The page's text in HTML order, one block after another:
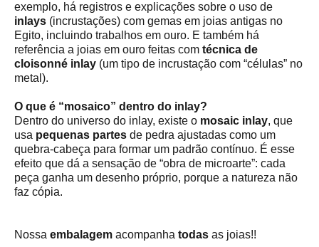
exemplo, há registros e explicações sobre o uso de
inlays (incrustações) com gemas em joias antigas no
Egito, incluindo trabalhos em ouro. E também há
referência a joias em ouro feitas com técnica de
cloisonné inlay (um tipo de incrustação com “células” no
metal).
O que é “mosaico” dentro do inlay?
Dentro do universo do inlay, existe o mosaic inlay, que
usa pequenas partes de pedra ajustadas como um
quebra-cabeça para formar um padrão contínuo. É esse
efeito que dá a sensação de “obra de microarte”: cada
peça ganha um desenho próprio, porque a natureza não
faz cópia.
Nossa embalagem acompanha todas as joias!!